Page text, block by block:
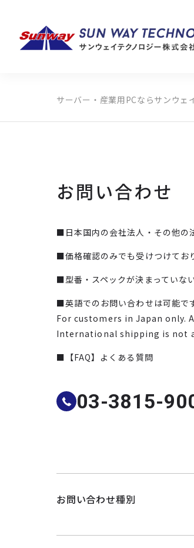
製品カテゴ
メーカーか
サーバー・産業用PCならサンウェ
お問い合わせ
■日本国内の会社法人・その他の
■価格確認のみでも受けつけてお
■型番・スペックが決まっていな
■英語でのお問い合わせは可能で
For customers in Japan only.
International shipping is not
■【FAQ】よくある質問
03-3815-
お問い合わせ種別